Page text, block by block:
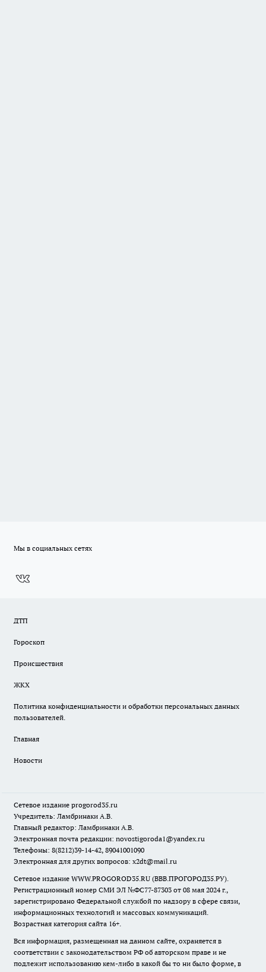
Мы в социальных сетях
ДТП
Гороскоп
Происшествия
ЖКХ
Политика конфиденциальности и обработки персональных данных
пользователей.
Главная
Новости
Сетевое издание progorod35.ru
Учредитель: Ламбринаки А.В.
Главный редактор: Ламбринаки А.В.
Электронная почта редакции: novostigoroda1@yandex.ru
Телефоны: 8(8212)39-14-42, 89041001090
Электронная для других вопросов: x2dt@mail.ru
Сетевое издание WWW.PROGOROD35.RU (ВВВ.ПРОГОРОД35.РУ).
Регистрационный номер СМИ ЭЛ №ФС77-87303 от 08 мая 2024 г.,
зарегистрировано Федеральной службой по надзору в сфере связи,
информационных технологий и массовых коммуникаций.
Возрастная категория сайта 16+.
Вся информация, размещенная на данном сайте, охраняется в
соответствии с законодательством РФ об авторском праве и не
подлежит использованию кем-либо в какой бы то ни было форме, в